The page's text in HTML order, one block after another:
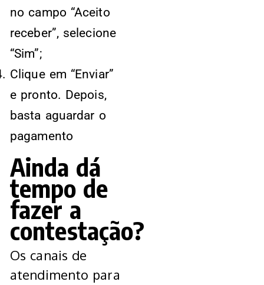
no campo “Aceito
receber”, selecione
“Sim”;
Clique em “Enviar”
e pronto. Depois,
basta aguardar o
pagamento
Ainda dá
tempo de
fazer a
contestação?
Os canais de
atendimento para